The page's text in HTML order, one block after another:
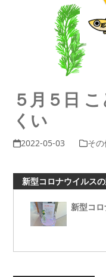
５月５日
くい
2022-05-03 その
新型コロナウイルス
新型コ